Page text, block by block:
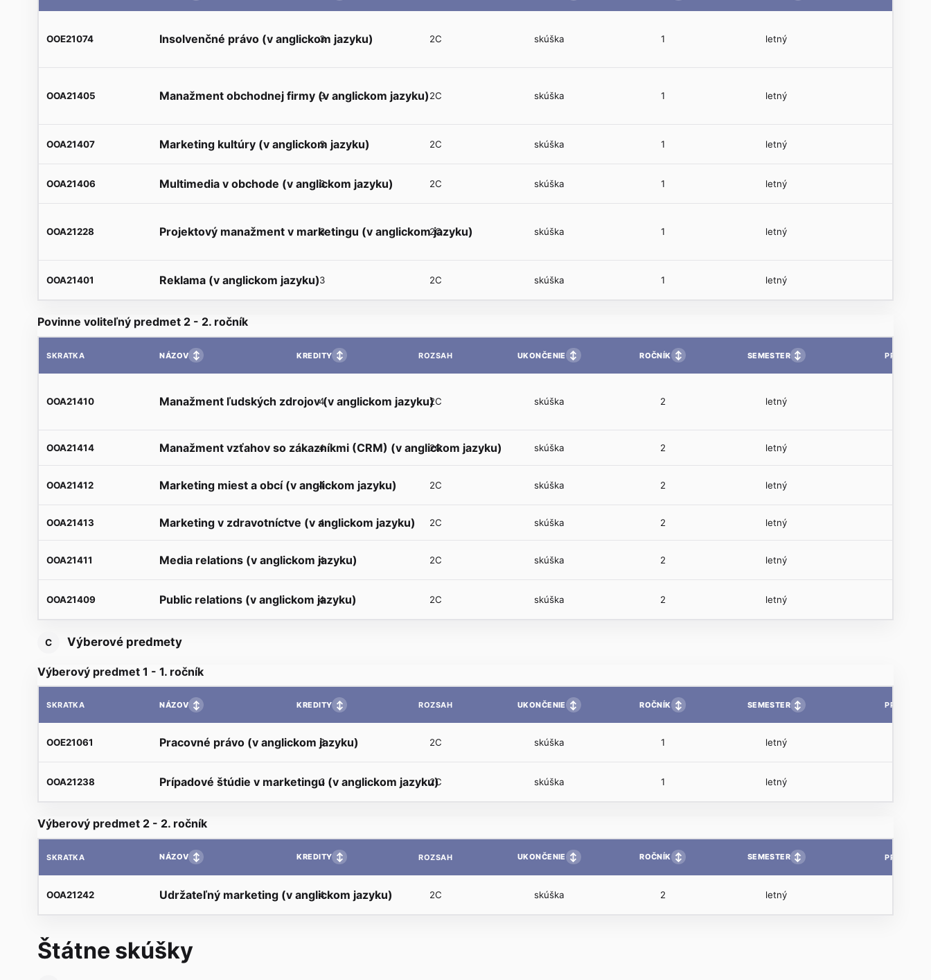
OOE21074 Insolvenčné právo (v anglickom jazyku)
3 2C skúška 1 letný
OOA21405 Manažment obchodnej firmy (v anglickom jazyku)
3 2C skúška 1 letný
OOA21407 Marketing kultúry (v anglickom jazyku)
3 2C skúška 1 letný
OOA21406 Multimedia v obchode (v anglickom jazyku)
3 2C skúška 1 letný
OOA21228 Projektový manažment v marketingu (v anglickom jazyku)
3 2C skúška 1 letný
OOA21401 Reklama (v anglickom jazyku)3 2C skúška 1 letný
Povinne voliteľný predmet 2 - 2. ročník
SKRATKA NÁZOV ↕ KREDITY ↕ ROZSAH UKONČENIE ↕ ROČNÍK ↕ SEMESTER ↕ PP
OOA21410 Manažment ľudských zdrojov (v anglickom jazyku)
4 2C skúška 2 letný
OOA21414 Manažment vzťahov so zákazníkmi (CRM) (v anglickom jazyku)
4 2C skúška 2 letný
OOA21412 Marketing miest a obcí (v anglickom jazyku)
4 2C skúška 2 letný
OOA21413 Marketing v zdravotníctve (v anglickom jazyku)
4 2C skúška 2 letný
OOA21411 Media relations (v anglickom jazyku)
4 2C skúška 2 letný
OOA21409 Public relations (v anglickom jazyku)
4 2C skúška 2 letný
C Výberové predmety
Výberový predmet 1 - 1. ročník
SKRATKA NÁZOV ↕ KREDITY ↕ ROZSAH UKONČENIE ↕ ROČNÍK ↕ SEMESTER ↕ PP
OOE21061 Pracovné právo (v anglickom jazyku)
3 2C skúška 1 letný
OOA21238 Prípadové štúdie v marketingu (v anglickom jazyku)
3 2C skúška 1 letný
Výberový predmet 2 - 2. ročník
SKRATKA NÁZOV ↕ KREDITY ↕ ROZSAH UKONČENIE ↕ ROČNÍK ↕ SEMESTER ↕ PP
OOA21242 Udržateľný marketing (v anglickom jazyku)
4 2C skúška 2 letný
Štátne skúšky